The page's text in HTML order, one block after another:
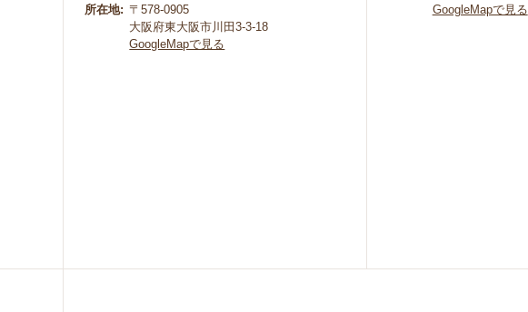
所在地: 〒578-0905
大阪府東大阪市川田3-3-18
GoogleMapで見る
GoogleMapで見る